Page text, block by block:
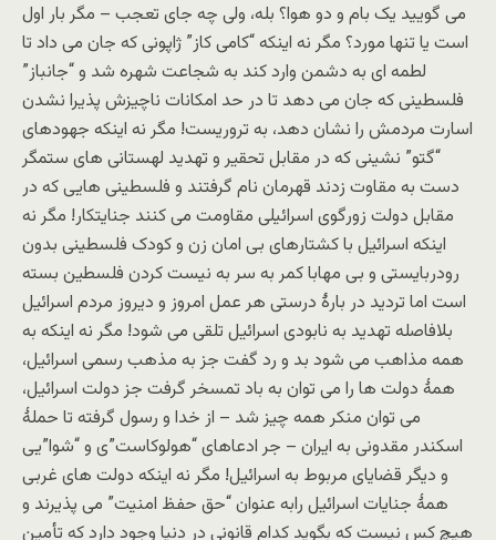
می گویید یک بام و دو هوا؟ بله، ولی چه جای تعجب – مگر بار اول
است یا تنها مورد؟ مگر نه اینکه “کامی کاز” ژاپونی که جان می داد تا
لطمه ای به دشمن وارد کند به شجاعت شهره شد و “جانباز”
فلسطینی که جان می دهد تا در حد امکانات ناچیزش پذیرا نشدن
اسارت مردمش را نشان دهد، به تروریست! مگر نه اینکه جهودهای
“گتو” نشینی که در مقابل تحقیر و تهدید لهستانی های ستمگر
دست به مقاوت زدند قهرمان نام گرفتند و فلسطینی هایی که در
مقابل دولت زورگوی اسرائیلی مقاومت می کنند جنایتکار! مگر نه
اینکه اسرائیل با کشتارهای بی امان زن و کودک فلسطینی بدون
رودربایستی و بی مهابا کمر به سر به نیست کردن فلسطین بسته
است اما تردید در بارۀ درستی هر عمل امروز و دیروز مردم اسرائیل
بلافاصله تهدید به نابودی اسرائیل تلقی می شود! مگر نه اینکه به
همه مذاهب می شود بد و رد گفت جز به مذهب رسمی اسرائیل،
همۀ دولت ها را می توان به باد تمسخر گرفت جز دولت اسرائیل،
می توان منکر همه چیز شد – از خدا و رسول گرفته تا حملۀ
اسکندر مقدونی به ایران – جر ادعاهای “هولوکاست”ی و “شوا”یی
و دیگر قضایای مربوط به اسرائیل! مگر نه اینکه دولت های غربی
همۀ جنایات اسرائیل رابه عنوان “حق حفظ امنیت” می پذیرند و
هیچ کس نیست که بگوید کدام قانونی در دنیا وجود دارد که تأمین